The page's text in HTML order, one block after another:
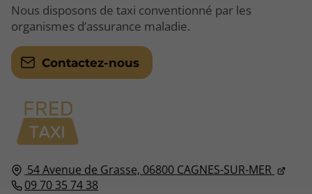
54 Avenue de Grasse, 06800 CAGNES-SUR-MER
09 70 35 74 38
Nous disposons de taxi conventionné par les
organismes d’assurance maladie.
Contactez-nous